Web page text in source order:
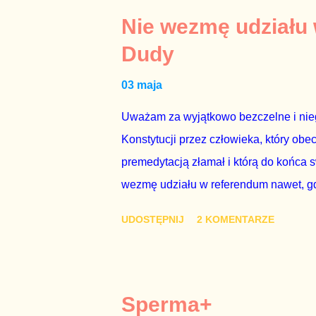
tym i porównał PKB Polski i
pewnie dlatego, że nie chciało mu
naszego kraju z lat 2007-2015.
rządu. Generalnie, M...
Nie wezmę
Dudy
03 maja
Uważam za wyjątkowo bezczelne i
Konstytucji przez człowieka, który
premedytacją złamał i którą do
wezmę udziału w referendum nawet,
tego referendum nie chce – ani partia
UDOSTĘPNIJ 2 KOMENTARZE
Sperma+